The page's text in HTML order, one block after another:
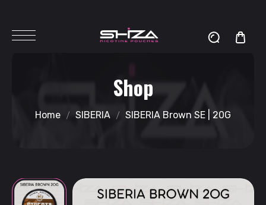
Shop
Home SIBERIA SIBERIA Brown SE | 20G